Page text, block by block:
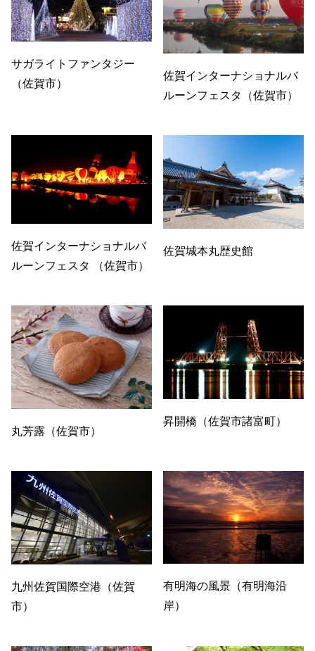
サガライトファンタジー
（佐賀市）
佐賀インターナショナルバ
ルーンフェスタ（佐賀市）
佐賀インターナショナルバ
ルーンフェスタ （佐賀市）
佐賀城本丸歴史館
丸芳露（佐賀市）
昇開橋（佐賀市諸富町）
九州佐賀国際空港（佐賀
市）
有明海の風景（有明海沿
岸）